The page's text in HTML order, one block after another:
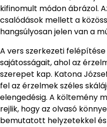
kifinomult módon ábrázol.
csalódások mellett a
hangsúlyosan jelen van a
A vers szerkezeti
sajátosságait, ahol az
szerepet kap. Katona
fel az érzelmek széles
elengedésig. A költemény
rejlik, hogy az olvasó
bemutatott helyzetekkel és